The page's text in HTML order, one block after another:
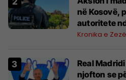
në Kosovë,
autoritete
Kronika e Zezë
Real
njofton se